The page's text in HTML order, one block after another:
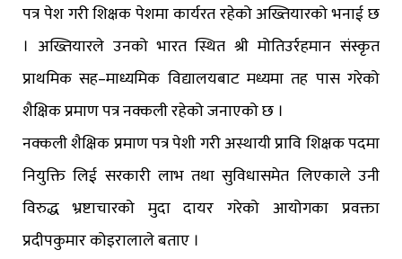
पत्र पेश गरी शिक्षक पेशमा कार्यरत रहेको अख्तियारको भनाई छ
। अख्तियारले उनको भारत स्थित श्री मोतिउर्रहमान संस्कृत
प्राथमिक सह–माध्यमिक विद्यालयबाट मध्यमा तह पास गरेको
शैक्षिक प्रमाण पत्र नक्कली रहेको जनाएको छ ।
नक्कली शैक्षिक प्रमाण पत्र पेशी गरी अस्थायी प्रावि शिक्षक पदमा
नियुक्ति लिई सरकारी लाभ तथा सुविधासमेत लिएकाले उनी
विरुद्ध भ्रष्टाचारको मुदा दायर गरेको आयोगका प्रवक्ता
प्रदीपकुमार कोइरालाले बताए ।